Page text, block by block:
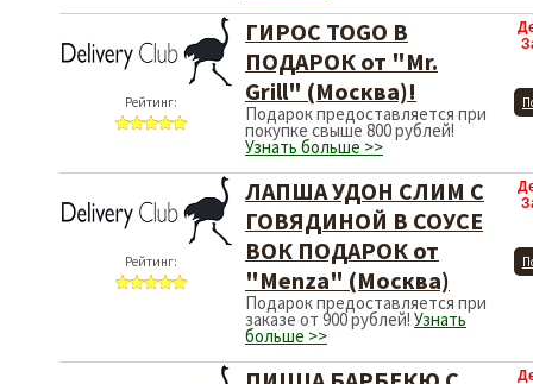
Рейтинг:
ГИРОС TOGO В
ПОДАРОК от "Mr.
Grill" (Москва)!
Подарок предоставляется при
покупке свыше 800 рублей!
Узнать больше >>
Рейтинг:
ЛАПША УДОН СЛИМ С
ГОВЯДИНОЙ В СОУСЕ
ВОК ПОДАРОК от
"Menza" (Москва)
Подарок предоставляется при
заказе от 900 рублей! Узнать
больше >>